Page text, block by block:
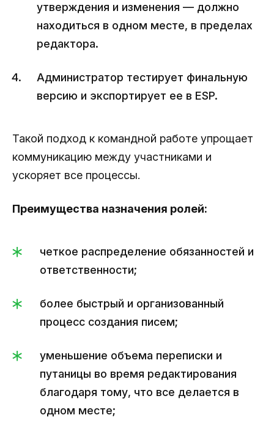
утверждения и изменения — должно
находиться в одном месте, в пределах
редактора.
Администратор тестирует финальную
версию и экспортирует ее в ESP.
Такой подход к командной работе упрощает
коммуникацию между участниками и
ускоряет все процессы.
Преимущества назначения ролей:
четкое распределение обязанностей и
ответственности;
более быстрый и организованный
процесс создания писем;
уменьшение объема переписки и
путаницы во время редактирования
благодаря тому, что все делается в
одном месте;